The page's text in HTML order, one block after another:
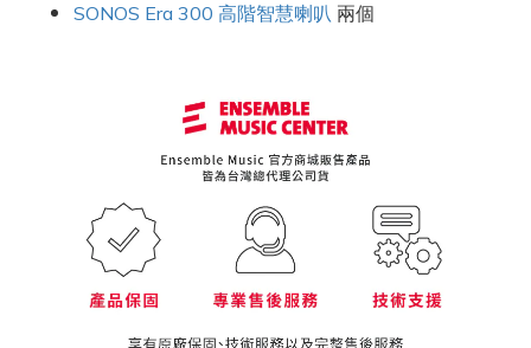
SONOS Era 300 高階智慧喇叭 兩個